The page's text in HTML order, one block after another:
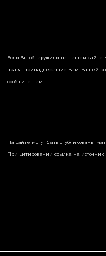
Если Вы обнаружили на нашем сайте
права, принадлежащие Вам, Вашей
сообщите нам.
На сайте могут быть опубликованы
При цитировании ссылка на источник